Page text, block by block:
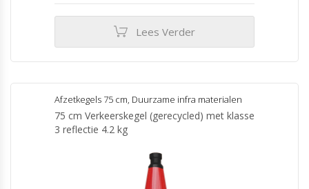
Lees Verder
Afzetkegels 75 cm, Duurzame infra materialen
75 cm Verkeerskegel (gerecycled) met klasse
3 reflectie 4.2 kg